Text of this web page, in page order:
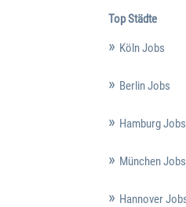
Top Städte
Köln Jobs
Berlin Jobs
Hamburg Jobs
München Jobs
Hannover